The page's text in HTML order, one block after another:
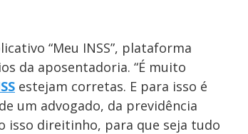
“Meu INSS”, plataforma
da aposentadoria. “É muito
estejam corretas. E para isso é
um advogado, da previdência
direitinho, para que seja tudo